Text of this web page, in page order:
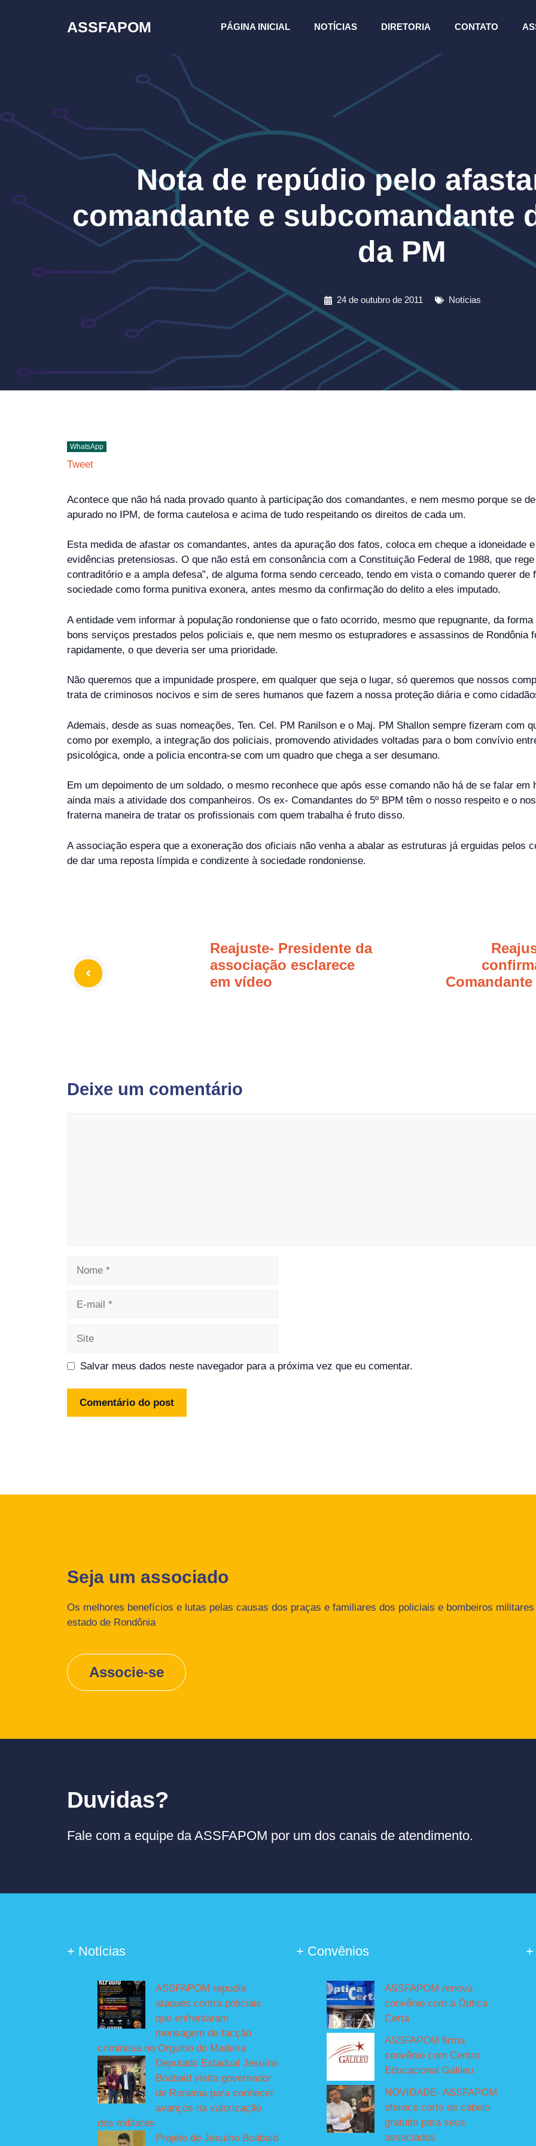
ASSFAPOM PÁGINA INICIAL NOTÍCIAS DIRETORIA CONTATO
Nota de repúdio pelo
comandante e subcomandante
da PM
24 de outubro de 2011 Notícias
WhatsApp
Tweet
Acontece que não há nada provado quanto à participação dos comandantes, e nem mesmo porque se
apurado no IPM, de forma cautelosa e acima de tudo respeitando os direitos de cada um.
Esta medida de afastar os comandantes, antes da apuração dos fatos, coloca em cheque a idoneidade
evidências pretensiosas. O que não está em consonância com a Constituição Federal de 1988, que
contraditório e a ampla defesa”, de alguma forma sendo cerceado, tendo em vista o comando querer
sociedade como forma punitiva exonera, antes mesmo da confirmação do delito a eles imputado.
A entidade vem informar à população rondoniense que o fato ocorrido, mesmo que repugnante, da
bons serviços prestados pelos policiais e, que nem mesmo os estupradores e assassinos de Rondônia
rapidamente, o que deveria ser uma prioridade.
Não queremos que a impunidade prospere, em qualquer que seja o lugar, só queremos que nossos
trata de criminosos nocivos e sim de seres humanos que fazem a nossa proteção diária e como
Ademais, desde as suas nomeações, Ten. Cel. PM Ranilson e o Maj. PM Shallon sempre fizeram com
como por exemplo, a integração dos policiais, promovendo atividades voltadas para o bom convívio
psicológica, onde a policia encontra-se com um quadro que chega a ser desumano.
Em um depoimento de um soldado, o mesmo reconhece que após esse comando não há de se falar
ainda mais a atividade dos companheiros. Os ex- Comandantes do 5º BPM têm o nosso respeito e o
fraterna maneira de tratar os profissionais com quem trabalha é fruto disso.
A associação espera que a exoneração dos oficiais não venha a abalar as estruturas já erguidas pelos
de dar uma reposta límpida e condizente à sociedade rondoniense.
Reajuste- Presidente da
associação esclarece
em vídeo
Deixe um comentário
Salvar meus dados neste navegador para a próxima vez que eu comentar.
Seja um associado
Os melhores benefícios e lutas pelas causas dos praças e familiares dos policiais e bombeiros militares
estado de Rondônia
Associe-se
Duvidas?
Fale com a equipe da ASSFAPOM por um dos canais de atendimento.
+ Notícias
ASSFAPOM repudia
ataques contra policiais
que enfrentaram
mensagem de facção
criminosa no Orgulho do Madeira
Deputado Estadual Jesuíno
Boabaid visita governador
de Roraima para conhecer
avanços na valorização
dos militares
Projeto de Jesuíno Boabaid
+ Convênios
ASSFAPOM renova
convênio com a Óptica
Certa
ASSFAPOM firma
convênio com Centro
Educacional Galileu
NOVIDADE- ASSFAPOM
oferece corte de cabelo
gratuito para seus
associados